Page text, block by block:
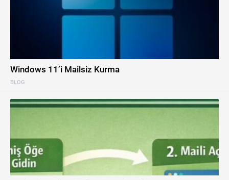
BLOG
Windows 11’i Mailsiz Kurma